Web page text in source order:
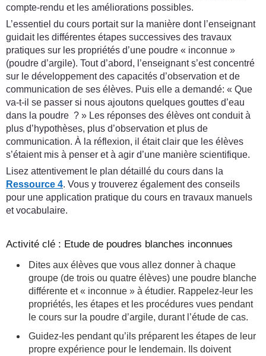
compte-rendu et les améliorations possibles.
L’essentiel du cours portait sur la manière dont l’enseignant
guidait les différentes étapes successives des travaux
pratiques sur les propriétés d’une poudre « inconnue »
(poudre d’argile). Tout d’abord, l’enseignant s’est concentré
sur le développement des capacités d’observation et de
communication de ses élèves. Puis elle a demandé: « Que
va-t-il se passer si nous ajoutons quelques gouttes d’eau
dans la poudre ? » Les réponses des élèves ont conduit à
plus d’hypothèses, plus d’observation et plus de
communication. À la réflexion, il était clair que les élèves
s’étaient mis à penser et à agir d’une manière scientifique.
Lisez attentivement le plan détaillé du cours dans la
Ressource 4. Vous y trouverez également des conseils
pour une application pratique du cours en travaux manuels
et vocabulaire.
Activité clé : Etude de poudres blanches inconnues
Dites aux élèves que vous allez donner à chaque
groupe (de trois ou quatre élèves) une poudre blanche
différente et « inconnue » à étudier. Rappelez-leur les
propriétés, les étapes et les procédures vues pendant
le cours sur la poudre d’argile, durant l’étude de cas.
Guidez-les pendant qu’ils préparent les étapes de leur
propre expérience pour le lendemain. Ils doivent